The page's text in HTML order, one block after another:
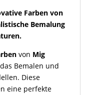
Farben von
Bemalung
von Mig
Bemalen und
Diese
eine perfekte